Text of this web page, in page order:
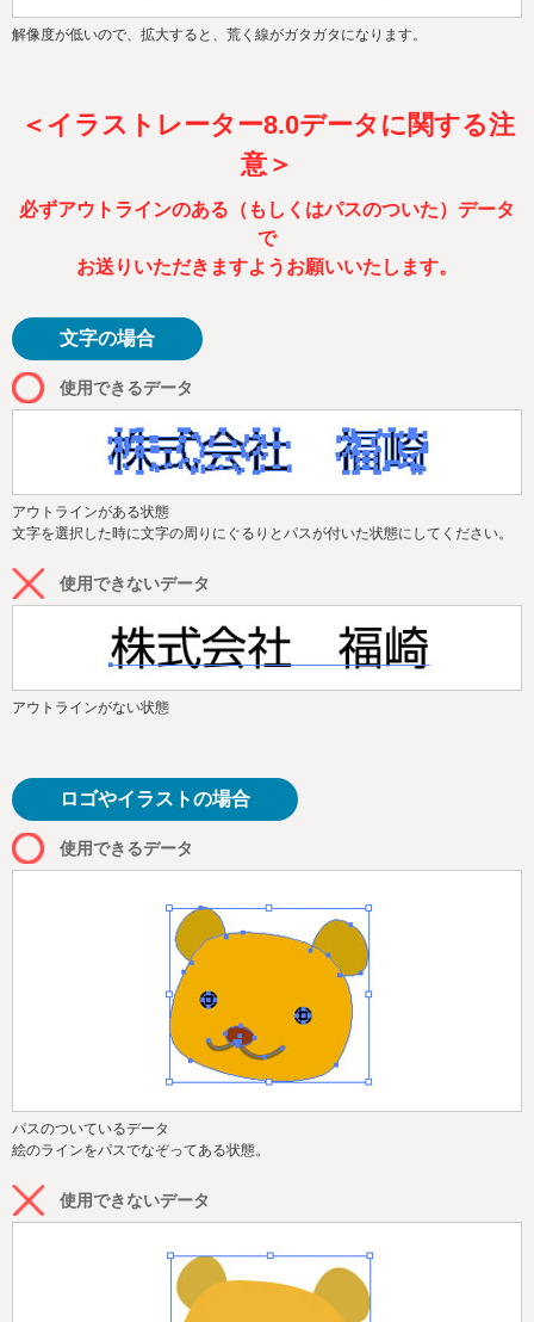
解像度が低いので、拡大すると、荒く線がガタガタになります。
＜イラストレーター8.0データに関する注
意＞
必ずアウトラインのある（もしくはパスのついた）データ
で
お送りいただきますようお願いいたします。
文字の場合
使用できるデータ
アウトラインがある状態
文字を選択した時に文字の周りにぐるりとパスが付いた状態にしてください。
使用できないデータ
アウトラインがない状態
ロゴやイラストの場合
使用できるデータ
パスのついているデータ
絵のラインをパスでなぞってある状態。
使用できないデータ